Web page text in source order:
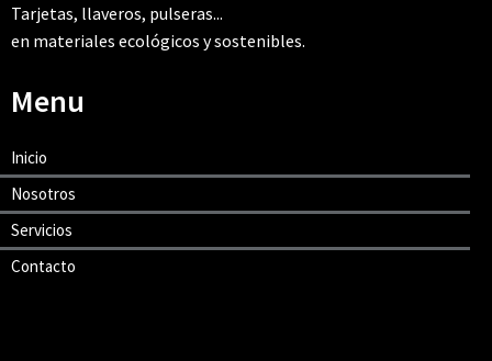
Tarjetas, llaveros, pulseras...
en materiales ecológicos y sostenibles.
Menu
Inicio
Nosotros
Servicios
Contacto